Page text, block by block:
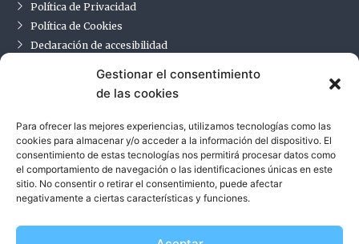
Gestionar el consentimiento
de las cookies
Para ofrecer las mejores experiencias, utilizamos tecnologías como las
cookies para almacenar y/o acceder a la información del dispositivo. El
consentimiento de estas tecnologías nos permitirá procesar datos como
el comportamiento de navegación o las identificaciones únicas en este
sitio. No consentir o retirar el consentimiento, puede afectar
negativamente a ciertas características y funciones.
Política de Privacidad
Política de Cookies
Declaración de accesibilidad
CONTACTO
Carrer Vall d’Aran, 19
08640, Olesa de Montserrat, Barcelona
Tel:
659 96 46 72
Correo: info@ntcon.eu